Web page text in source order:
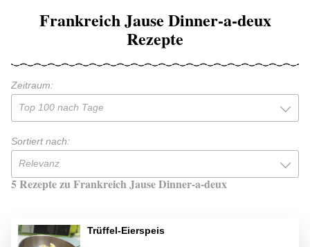
Frankreich Jause Dinner-a-deux
Rezepte
Zeitraum:
Top 100 nach Tage
Sortiert nach:
Relevanz
5 Rezepte zu Frankreich Jause Dinner-a-deux
Trüffel-Eierspeis